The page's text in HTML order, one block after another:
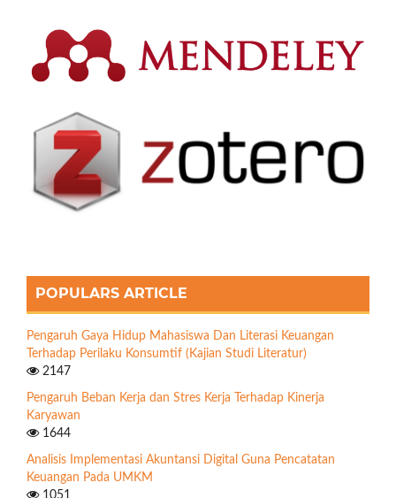
POPULARS ARTICLE
Pengaruh Gaya Hidup Mahasiswa Dan Literasi Keuangan
Terhadap Perilaku Konsumtif (Kajian Studi Literatur)
2147
Pengaruh Beban Kerja dan Stres Kerja Terhadap Kinerja
Karyawan
1644
Analisis Implementasi Akuntansi Digital Guna Pencatatan
Keuangan Pada UMKM
1051